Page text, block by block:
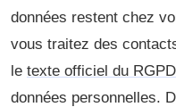
données restent chez
vous traitez des
le texte officiel du RGPD
données personnelles.